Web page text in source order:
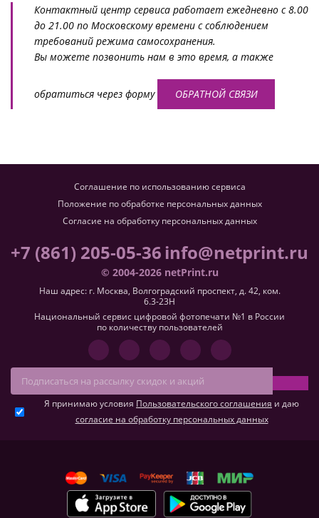
Контактный центр сервиса работает ежедневно с 8.00
до 21.00 по Московскому времени с соблюдением
требований режима самосохранения.
Вы можете позвонить нам в это время, а также
обратиться через форму ОБРАТНОЙ СВЯЗИ
Соглашение по использованию сервиса
Положение по обработке персональных данных
Согласие на обработку персональных данных
+7 (861) 205-05-36info@netprint.ru
© 2004-2026 netPrint.ru
Наш адрес: г. Москва, Волгоградский проспект, д. 42, ком.
6.3-23H
Национальный сервис цифровой фотопечати №1 в России
по количеству пользователей
Я принимаю условия Пользовательского соглашения и даю
согласие на обработку персональных данных